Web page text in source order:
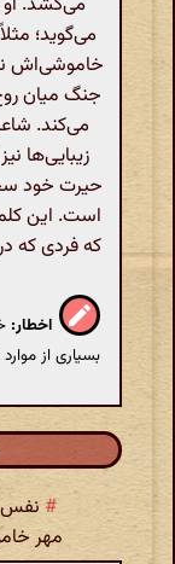
می‌گوید؛
خاموشی‌اش
جنگ میان
می‌کند.
زیبایی‌ها
حیرت خود
است. این
که فردی که
اخطار:
بسیاری از
#
مهر